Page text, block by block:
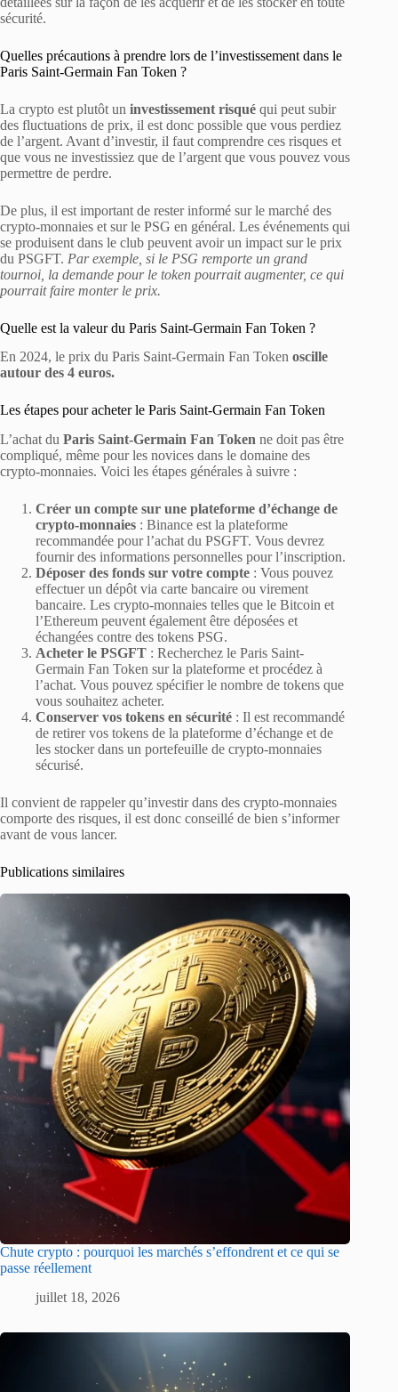
sécurité.
Quelles précautions à prendre lors de l’investissement dans le
Paris Saint-Germain Fan Token ?
La crypto est plutôt un investissement risqué qui peut subir
des fluctuations de prix, il est donc possible que vous perdiez
de l’argent. Avant d’investir, il faut comprendre ces risques et
que vous ne investissiez que de l’argent que vous pouvez vous
permettre de perdre.
De plus, il est important de rester informé sur le marché des
crypto-monnaies et sur le PSG en général. Les événements qui
se produisent dans le club peuvent avoir un impact sur le prix
du PSGFT. Par exemple, si le PSG remporte un grand
tournoi, la demande pour le token pourrait augmenter, ce qui
pourrait faire monter le prix.
Quelle est la valeur du Paris Saint-Germain Fan Token ?
En 2024, le prix du Paris Saint-Germain Fan Token oscille
autour des 4 euros.
Les étapes pour acheter le Paris Saint-Germain Fan Token
L’achat du Paris Saint-Germain Fan Token ne doit pas être
compliqué, même pour les novices dans le domaine des
crypto-monnaies. Voici les étapes générales à suivre :
Créer un compte sur une plateforme d’échange de
crypto-monnaies : Binance est la plateforme
recommandée pour l’achat du PSGFT. Vous devrez
fournir des informations personnelles pour l’inscription.
Déposer des fonds sur votre compte : Vous pouvez
effectuer un dépôt via carte bancaire ou virement
bancaire. Les crypto-monnaies telles que le Bitcoin et
l’Ethereum peuvent également être déposées et
échangées contre des tokens PSG.
Acheter le PSGFT : Recherchez le Paris Saint-
Germain Fan Token sur la plateforme et procédez à
l’achat. Vous pouvez spécifier le nombre de tokens que
vous souhaitez acheter.
Conserver vos tokens en sécurité : Il est recommandé
de retirer vos tokens de la plateforme d’échange et de
les stocker dans un portefeuille de crypto-monnaies
sécurisé.
Il convient de rappeler qu’investir dans des crypto-monnaies
comporte des risques, il est donc conseillé de bien s’informer
avant de vous lancer.
Publications similaires
Chute crypto : pourquoi les marchés s’effondrent et ce qui se
passe réellement
juillet 18, 2026